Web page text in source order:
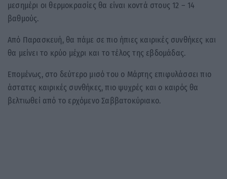
μεσημέρι οι θερμοκρασίες θα είναι κοντά στους 12 – 14
βαθμούς.
Από Παρασκευή, θα πάμε σε πιο ήπιες καιρικές συνθήκες και
θα μείνει το κρύο μέχρι και το τέλος της εβδομάδας.
Επομένως, στο δεύτερο μισό του ο Μάρτης επιφυλάσσει πιο
άστατες καιρικές συνθήκες, πιο ψυχρές και ο καιρός θα
βελτιωθεί από το ερχόμενο Σαββατοκύριακο.